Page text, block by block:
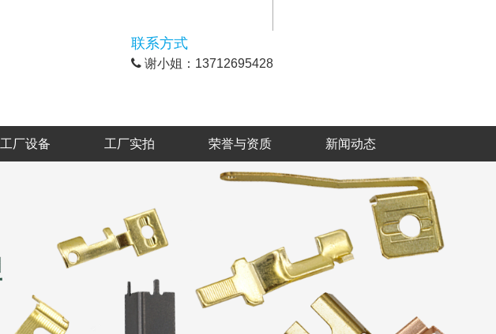
联系方式
谢小姐：13712695428
工厂设备 工厂实拍 荣誉与资质 新闻动态